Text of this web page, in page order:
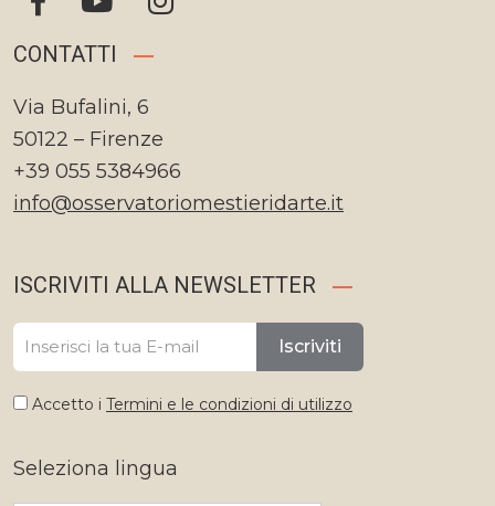
CONTATTI
Via Bufalini, 6
50122 – Firenze
+39 055 5384966
info@osservatoriomestieridarte.it
ISCRIVITI ALLA NEWSLETTER
Iscriviti
Accetto i Termini e le condizioni di utilizzo
Seleziona lingua